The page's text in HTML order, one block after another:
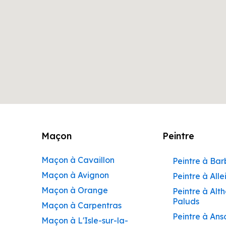
Maçon
Maçon à Cavaillon
Maçon à Avignon
Maçon à Orange
Maçon à Carpentras
Maçon à L'Isle-sur-la-
Peintre
Peintre à
Peintre à
Peintre à
Paluds
Peintre à